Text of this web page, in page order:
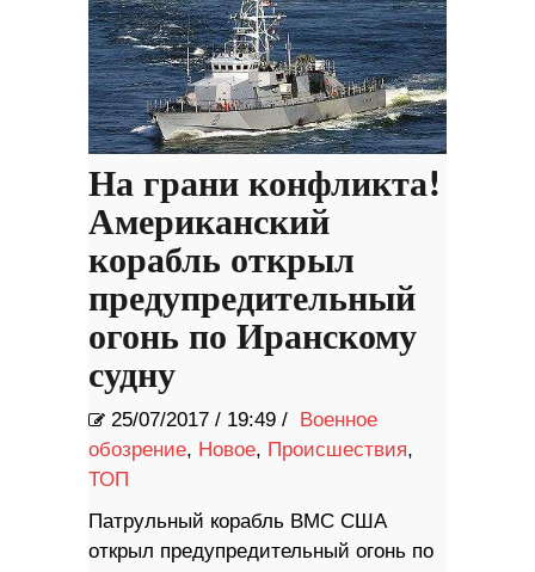
На грани конфликта!
Американский
корабль открыл
предупредительный
огонь по Иранскому
судну
25/07/2017 / 19:49 /
Военное
обозрение, Новое, Происшествия,
ТОП
Патрульный корабль ВМС США
открыл предупредительный огонь по